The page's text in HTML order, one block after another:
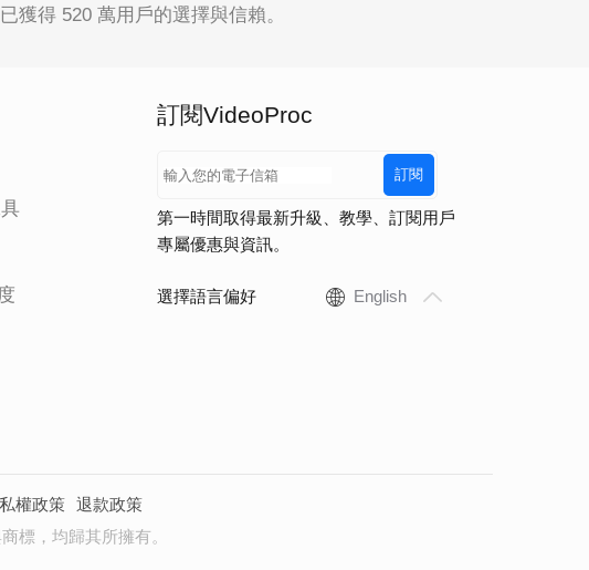
獲得 520 萬用戶的選擇與信賴。
訂閱VideoProc
訂閱
第一時間取得最新升級、教學、訂閱用戶
專屬優惠與資訊。
選擇語言偏好 English
權政策 退款政策
標，均歸其所擁有。